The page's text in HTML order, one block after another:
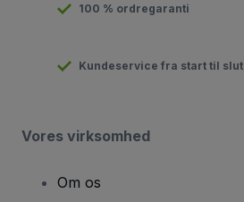
100 % ordregaranti
Kundeservice fra start til slut
Vores virksomhed
Om os